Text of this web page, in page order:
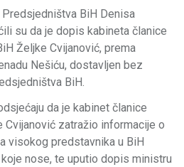
BiH Denisa
su da je dopis kabineta članice
Željke Cvijanović, prema
Nešiću, dostavljen bez
BiH.
da je kabinet članice
Cvijanović zatražio informacije o
visokog predstavnika u BiH
nose, te uputio dopis ministru